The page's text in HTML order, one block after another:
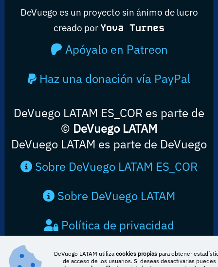
DeVuego es un proyecto sin ánimo de lucro
creado por Yova Turnes
Apóyalo en Patreon
Haz una donación vía PayPal
DeVuego LATAM ES_COR es parte de
© DeVuego LATAM
DeVuego LATAM es parte de DeVuego
Sobre DeVuego LATAM ES_COR
Sobre DeVuego LATAM
Política de privacidad
Contacto
DeVuego LATAM utilizacookies propias para obtener
de acceso de los usuarios. Si deseas desactivarlas puedes